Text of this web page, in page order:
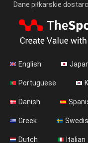
Dane piłkarskie
English
Portuguese
Danish
Greek
Dutch Italian